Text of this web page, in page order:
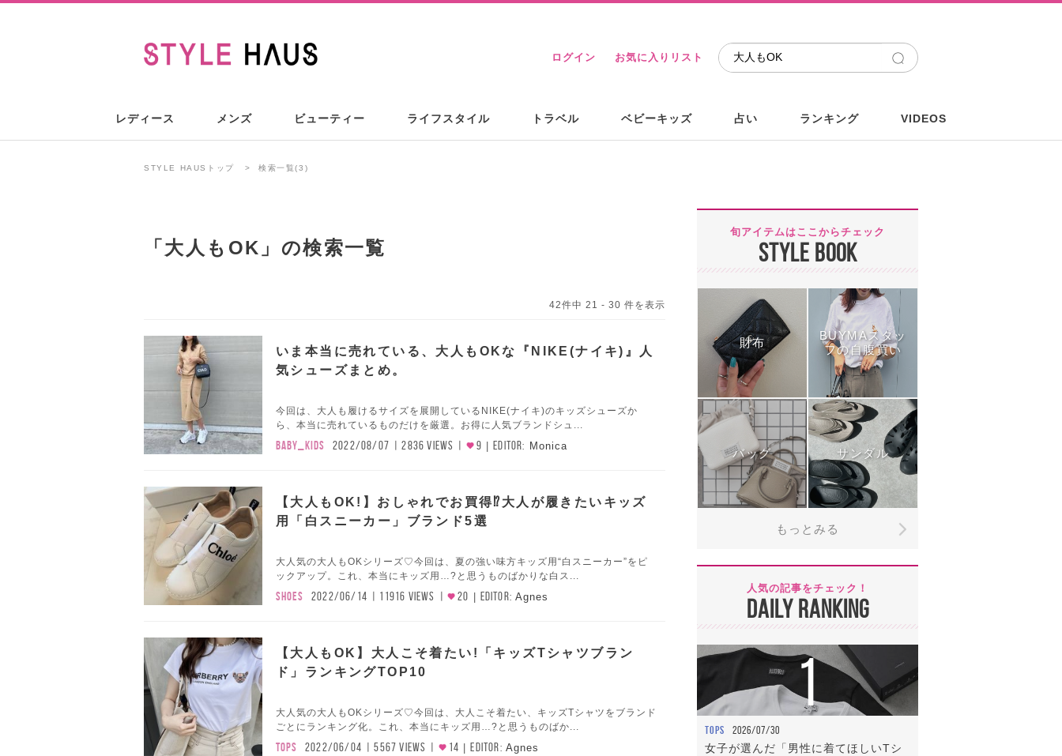
ログイン お気に入りリスト
レディース メンズ ビューティー ライフスタイル トラベル ベビーキッズ 占い ランキング VIDEOS
STYLE HAUSトップ 検索一覧(3)
「大人もOK」の検索一覧
42件中 21 - 30 件を表示
いま本当に売れている、大人もOKな『NIKE(ナイキ)』人
気シューズまとめ。
今回は、大人も履けるサイズを展開しているNIKE(ナイキ)のキッズシューズか
ら、本当に売れているものだけを厳選。お得に人気ブランドシュ...
BABY_KIDS 2022/08/07 2836 VIEWS 9 EDITOR: Monica
【大人もOK!】おしゃれでお買得⁉大人が履きたいキッズ
用「白スニーカー」ブランド5選
大人気の大人もOKシリーズ♡今回は、夏の強い味方キッズ用“白スニーカー”をピ
ックアップ。これ、本当にキッズ用…?と思うものばかりな白ス...
SHOES 2022/06/14 11916 VIEWS 20 EDITOR: Agnes
【大人もOK】大人こそ着たい!「キッズTシャツブラン
ド」ランキングTOP10
大人気の大人もOKシリーズ♡今回は、大人こそ着たい、キッズTシャツをブランド
ごとにランキング化。これ、本当にキッズ用…?と思うものばか...
TOPS 2022/06/04 5567 VIEWS 14 EDITOR: Agnes
旬アイテムはここからチェック
STYLE BOOK
財布
BUYMAスタッ
フの自腹買い
バッグ サンダル
もっとみる
人気の記事をチェック！
DAILY RANKING
1
TOPS 2026/07/30
女子が選んだ「男性に着てほしいTシ